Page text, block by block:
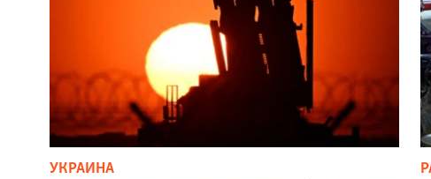
УКРАИНА